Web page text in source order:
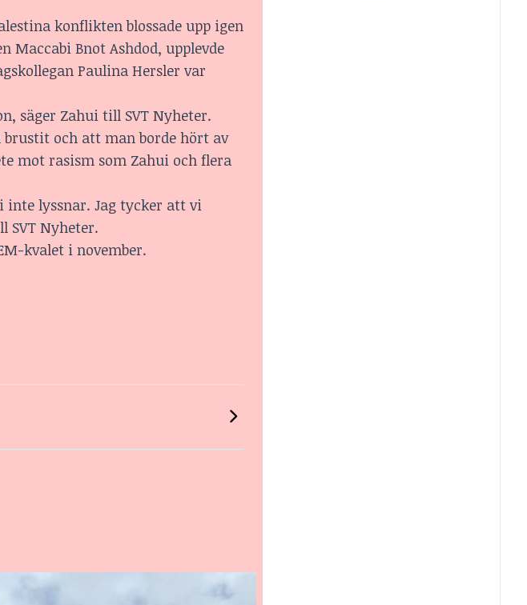
konflikten blossade upp igen
Maccabi Bnot Ashdod, upplevde
Paulina Hersler var
säger Zahui till SVT Nyheter.
brustit och att man borde hört av
mot rasism som Zahui och flera
inte lyssnar. Jag tycker att vi
SVT Nyheter.
kvalet i november.